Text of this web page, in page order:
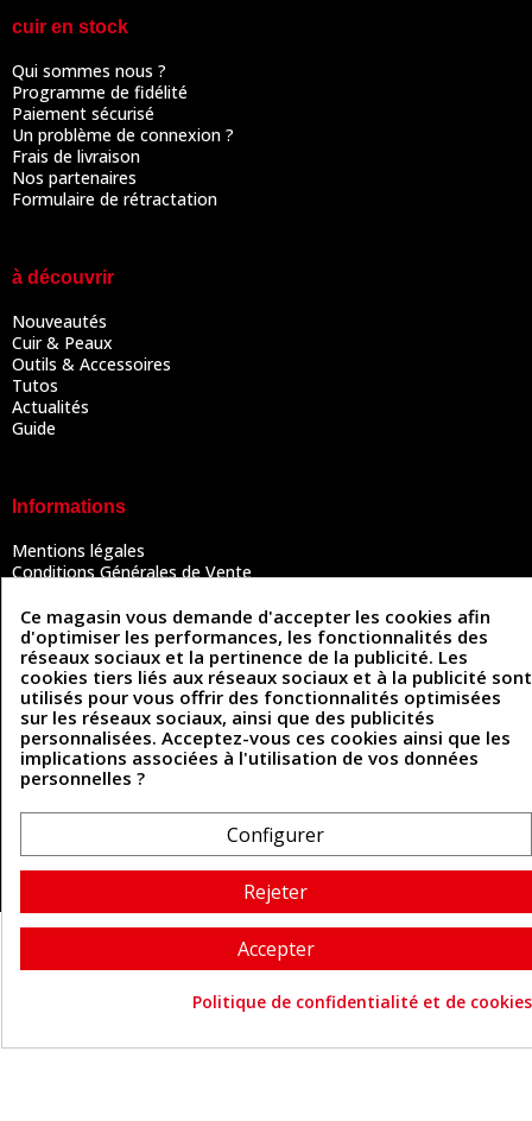
cuir en stock
Qui sommes nous ?
Programme de fidélité
Paiement sécurisé
Un problème de connexion ?
Frais de livraison
Nos partenaires
Formulaire de rétractation
à découvrir
Nouveautés
Cuir & Peaux
Outils & Accessoires
Tutos
Actualités
Guide
Informations
Mentions légales
Conditions Générales de Vente
Politique des cookies
Contactez-nous
Coordonnées
493 Chemin de Catougnac
81300 Graulhet
05 63 34 51 88
Cuirenstock © 2026 - Une création Quatrys 💙
Ce magasin vous demande d'accepter les cookies afin
d'optimiser les performances, les fonctionnalités des
réseaux sociaux et la pertinence de la publicité. Les
cookies tiers liés aux réseaux sociaux et à la publicité sont
utilisés pour vous offrir des fonctionnalités optimisées
sur les réseaux sociaux, ainsi que des publicités
personnalisées. Acceptez-vous ces cookies ainsi que les
implications associées à l'utilisation de vos données
personnelles ?
Configurer
Rejeter
Accepter
Politique de confidentialité et de cookies